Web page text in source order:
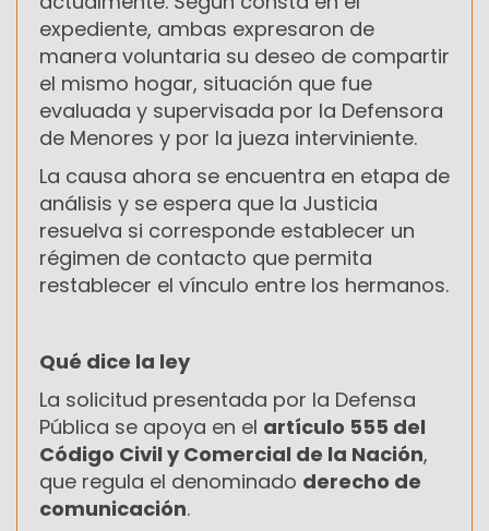
expediente, ambas expresaron de
manera voluntaria su deseo de compartir
el mismo hogar, situación que fue
evaluada y supervisada por la Defensora
de Menores y por la jueza interviniente.
La causa ahora se encuentra en etapa de
análisis y se espera que la Justicia
resuelva si corresponde establecer un
régimen de contacto que permita
restablecer el vínculo entre los hermanos.
Qué dice la ley
La solicitud presentada por la Defensa
Pública se apoya en el artículo 555 del
Código Civil y Comercial de la Nación,
que regula el denominado derecho de
comunicación.